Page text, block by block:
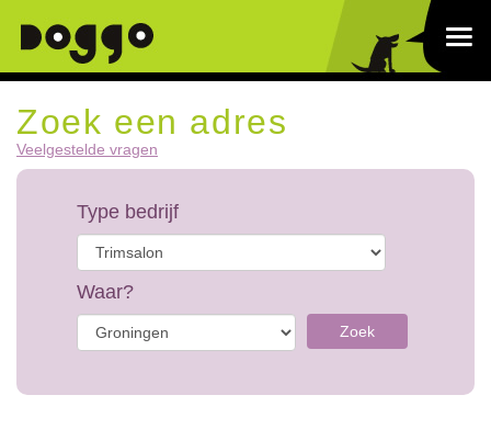
Zoek een adres
Veelgestelde vragen
Type bedrijf
Waar?
Zoek